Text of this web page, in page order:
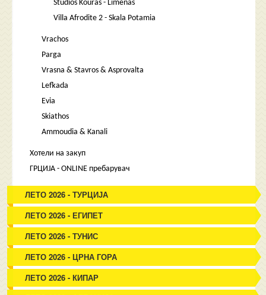
Studios Kouras - Limenas
Villa Afrodite 2 - Skala Potamia
Vrachos
Parga
Vrasna & Stavros & Asprovalta
Lefkada
Evia
Skiathos
Ammoudia & Kanali
Хотели на закуп
ГРЦИЈА - ONLINE пребарувач
ЛЕТО 2026 - ТУРЦИЈА
ЛЕТО 2026 - ЕГИПЕТ
ЛЕТО 2026 - ТУНИС
ЛЕТО 2026 - ЦРНА ГОРА
ЛЕТО 2026 - КИПАР